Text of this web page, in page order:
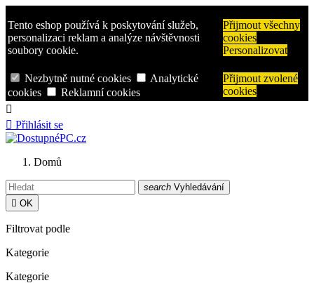
Tento eshop používá k poskytování služeb,
personalizaci reklam a analýze návštěvnosti
soubory cookie.
Přijmout všechny
cookies
Personalizovat
Nezbytně nutné cookies
Analytické
cookies
Reklamní cookies
Přijmout zvolené
cookies

 Přihlásit se
Domů
search Vyhledávání
 OK
Filtrovat podle
Kategorie
Kategorie